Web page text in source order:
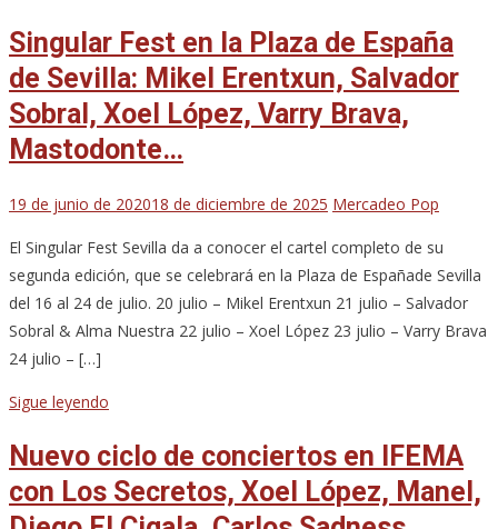
Singular Fest en la Plaza de España
de Sevilla: Mikel Erentxun, Salvador
Sobral, Xoel López, Varry Brava,
Mastodonte…
19 de junio de 202018 de diciembre de 2025 Mercadeo Pop
El Singular Fest Sevilla da a conocer el cartel completo de su
segunda edición, que se celebrará en la Plaza de Españade Sevilla
del 16 al 24 de julio. 20 julio – Mikel Erentxun 21 julio – Salvador
Sobral & Alma Nuestra 22 julio – Xoel López 23 julio – Varry Brava
24 julio – […]
Sigue leyendo
Nuevo ciclo de conciertos en IFEMA
con Los Secretos, Xoel López, Manel,